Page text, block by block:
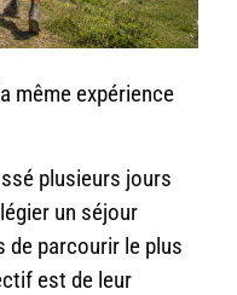
même expérience
plusieurs jours
un séjour
de parcourir le plus
est de leur